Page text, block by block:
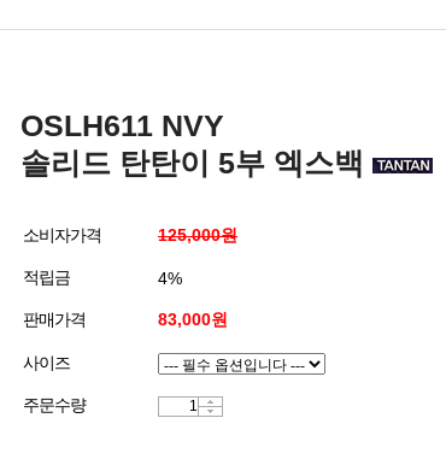
OSLH611 NVY
솔리드 탄탄이 5부 엑스백
소비자가격 125,000원
적립금 4%
판매가격 83,000원
사이즈
주문수량